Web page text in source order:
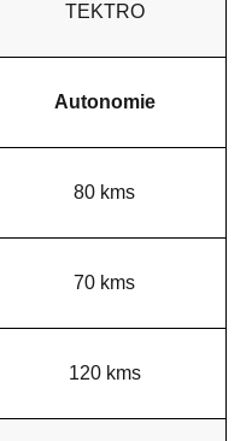
TEKTRO
Autonomie
80 kms
70 kms
120 kms